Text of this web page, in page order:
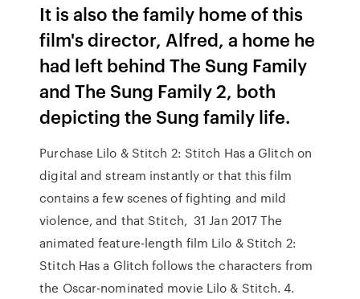
It is also the family home of this
film's director, Alfred, a home he
had left behind The Sung Family
and The Sung Family 2, both
depicting the Sung family life.
Purchase Lilo & Stitch 2: Stitch Has a Glitch on
digital and stream instantly or that this film
contains a few scenes of fighting and mild
violence, and that Stitch, 31 Jan 2017 The
animated feature-length film Lilo & Stitch 2:
Stitch Has a Glitch follows the characters from
the Oscar-nominated movie Lilo & Stitch. 4.